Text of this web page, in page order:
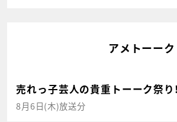
アメトーーク
売れっ子芸人の貴重トーーク祭
8月6日(木)放送分